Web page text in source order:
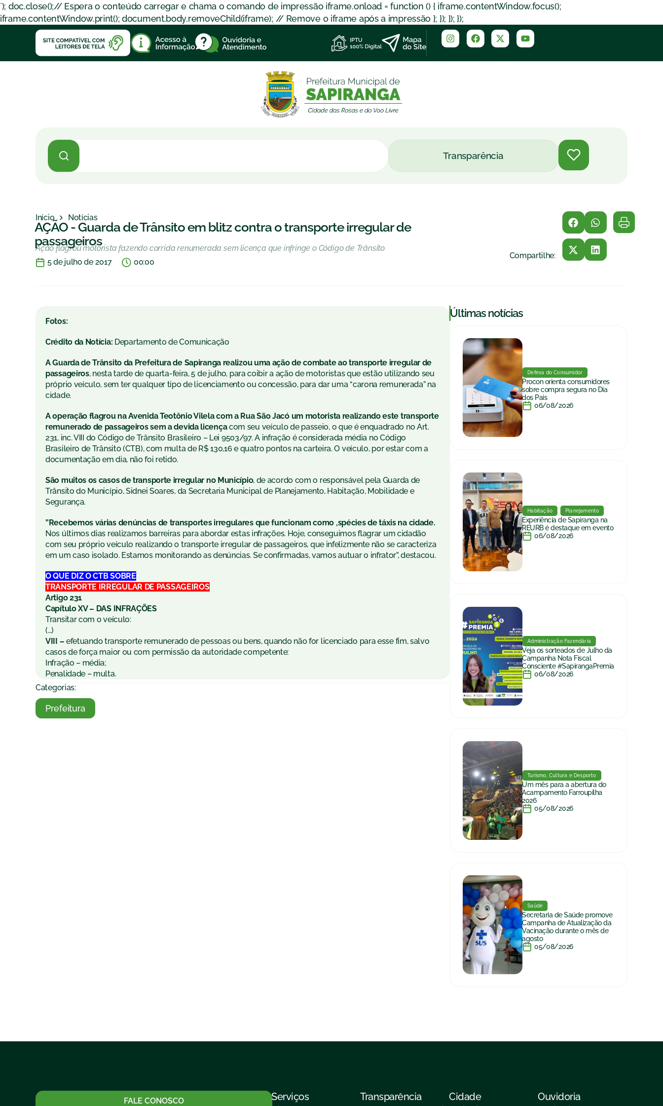
`); doc.close();// Espera o conteúdo carregar e chama o comando de impressão iframe.onload = function () { iframe.contentWindow.focus();
iframe.contentWindow.print(); document.body.removeChild(iframe); // Remove o iframe após a impressão }; }); }); });
Transparência
Início Notícias
AÇÃO - Guarda de Trânsito em blitz contra o transporte irregular de
passageiros
Ação flagrou motorista fazendo corrida renumerada sem licença que infringe o Código de Trânsito
5 de julho de 2017
00:00
Compartilhe:
Fotos:
Crédito da Notícia: Departamento de Comunicação
A Guarda de Trânsito da Prefeitura de Sapiranga realizou uma ação de combate ao transporte irregular de
passageiros, nesta tarde de quarta-feira, 5 de julho, para coibir a ação de motoristas que estão utilizando seu
próprio veículo, sem ter qualquer tipo de licenciamento ou concessão, para dar uma “carona remunerada” na
cidade.
A operação flagrou na Avenida Teotônio Vilela com a Rua São Jacó um motorista realizando este transporte
remunerado de passageiros sem a devida licençacom seu veículo de passeio, o que é enquadrado no Art.
231, inc. VIII do Código de Trânsito Brasileiro – Lei 9503/97. A infração é considerada média no Código
Brasileiro de Trânsito (CTB), com multa de R$ 130,16 e quatro pontos na carteira. O veículo, por estar com a
documentação em dia, não foi retido.
São muitos os casos de transporte irregular no Município, de acordo com o responsável pela Guarda de
Trânsito do Município, Sidnei Soares, da Secretaria Municipal de Planejamento, Habitação, Mobilidade e
Segurança.
”Recebemos várias denúncias de transportes irregulares que funcionam como ,spécies de táxis na cidade.
Nos últimos dias realizamos barreiras para abordar estas infrações. Hoje, conseguimos flagrar um cidadão
com seu próprio veículo realizando o transporte irregular de passageiros, que infelizmente não se caracteriza
em um caso isolado. Estamos monitorando as denúncias. Se confirmadas, vamos autuar o infrator”, destacou.
O QUE DIZ O CTB SOBRE
TRANSPORTE IRREGULAR DE PASSAGEIROS
Artigo 231
Capítulo XV – DAS INFRAÇÕES
Transitar com o veículo:
(…)
VIII – efetuando transporte remunerado de pessoas ou bens, quando não for licenciado para esse fim, salvo
casos de força maior ou com permissão da autoridade competente:
Infração – média;
Penalidade – multa.
Categorias:
Prefeitura
|Últimas notícias
Defesa do Consumidor
Procon orienta consumidores
sobre compra segura no Dia
dos Pais
06/08/2026
Habitação Planejamento
Experiência de Sapiranga na
REURB é destaque em evento
06/08/2026
Administração Fazendária
Veja os sorteados de Julho da
Campanha Nota Fiscal
Consciente #SapirangaPremia
06/08/2026
Turismo, Cultura e Desporto
Um mês para a abertura do
Acampamento Farroupilha
2026
05/08/2026
Saúde
Secretaria de Saúde promove
Campanha de Atualização da
Vacinação durante o mês de
agosto
05/08/2026
FALE CONOSCO Serviços Transparência Cidade Ouvidoria